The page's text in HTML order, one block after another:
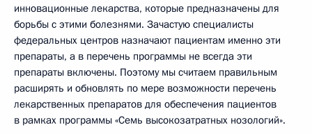
инновационные лекарства, которые предназначены для
борьбы с этими болезнями. Зачастую специалисты
федеральных центров назначают пациентам именно эти
препараты, а в перечень программы не всегда эти
препараты включены. Поэтому мы считаем правильным
расширять и обновлять по мере возможности перечень
лекарственных препаратов для обеспечения пациентов
в рамках программы «Семь высокозатратных нозологий».